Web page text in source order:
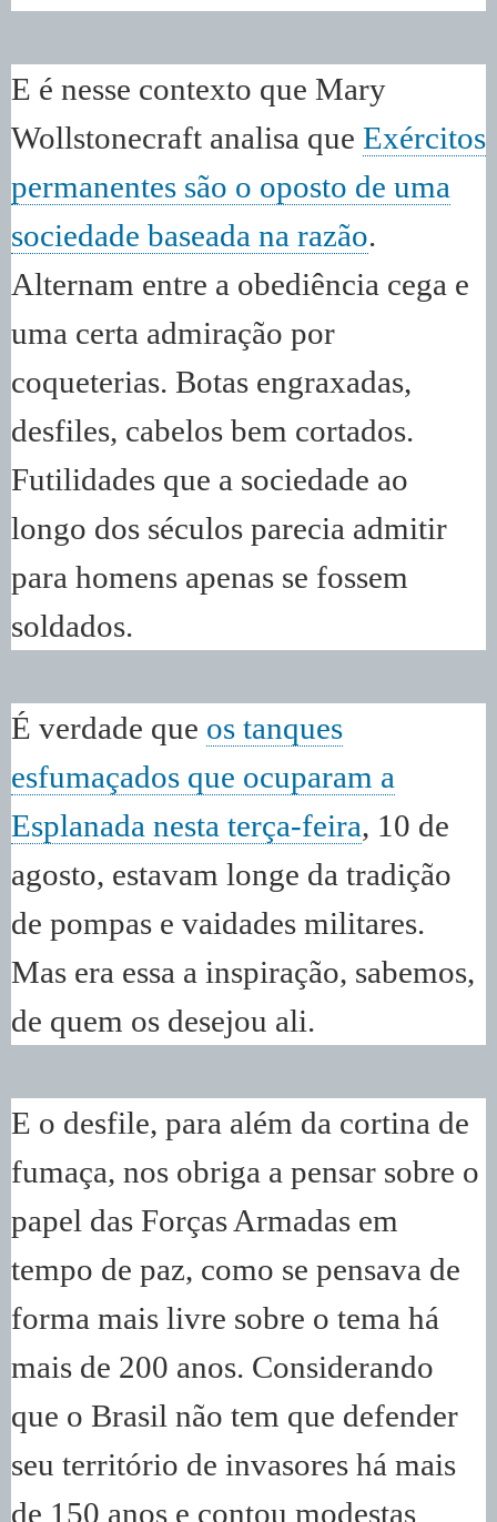
E é nesse contexto que Mary
Wollstonecraft analisa que Exércitos
permanentes são o oposto de uma
sociedade baseada na razão.
Alternam entre a obediência cega e
uma certa admiração por
coqueterias. Botas engraxadas,
desfiles, cabelos bem cortados.
Futilidades que a sociedade ao
longo dos séculos parecia admitir
para homens apenas se fossem
soldados.
É verdade que os tanques
esfumaçados que ocuparam a
Esplanada nesta terça-feira, 10 de
agosto, estavam longe da tradição
de pompas e vaidades militares.
Mas era essa a inspiração, sabemos,
de quem os desejou ali.
E o desfile, para além da cortina de
fumaça, nos obriga a pensar sobre o
papel das Forças Armadas em
tempo de paz, como se pensava de
forma mais livre sobre o tema há
mais de 200 anos. Considerando
que o Brasil não tem que defender
seu território de invasores há mais
de 150 anos e contou modestas